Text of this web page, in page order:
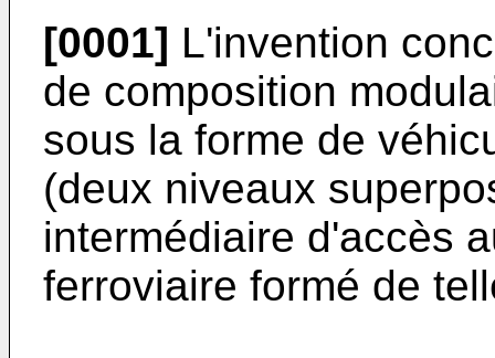
[0001] L'invention
de composition
sous la forme de
(deux niveaux
intermédiaire d'accès
ferroviaire formé de